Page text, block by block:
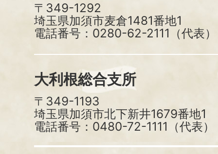
〒349-1292
埼玉県加須市麦倉1481番地1
電話番号：0280-62-2111（代表）
大利根総合支所
〒349-1193
埼玉県加須市北下新井1679番地1
電話番号：0480-72-1111（代表）